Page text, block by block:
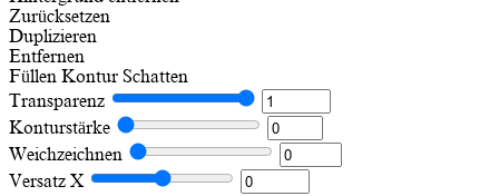
Zurücksetzen
Duplizieren
Entfernen
Füllen Kontur Schatten
Transparenz
Konturstärke
Weichzeichnen
Versatz X